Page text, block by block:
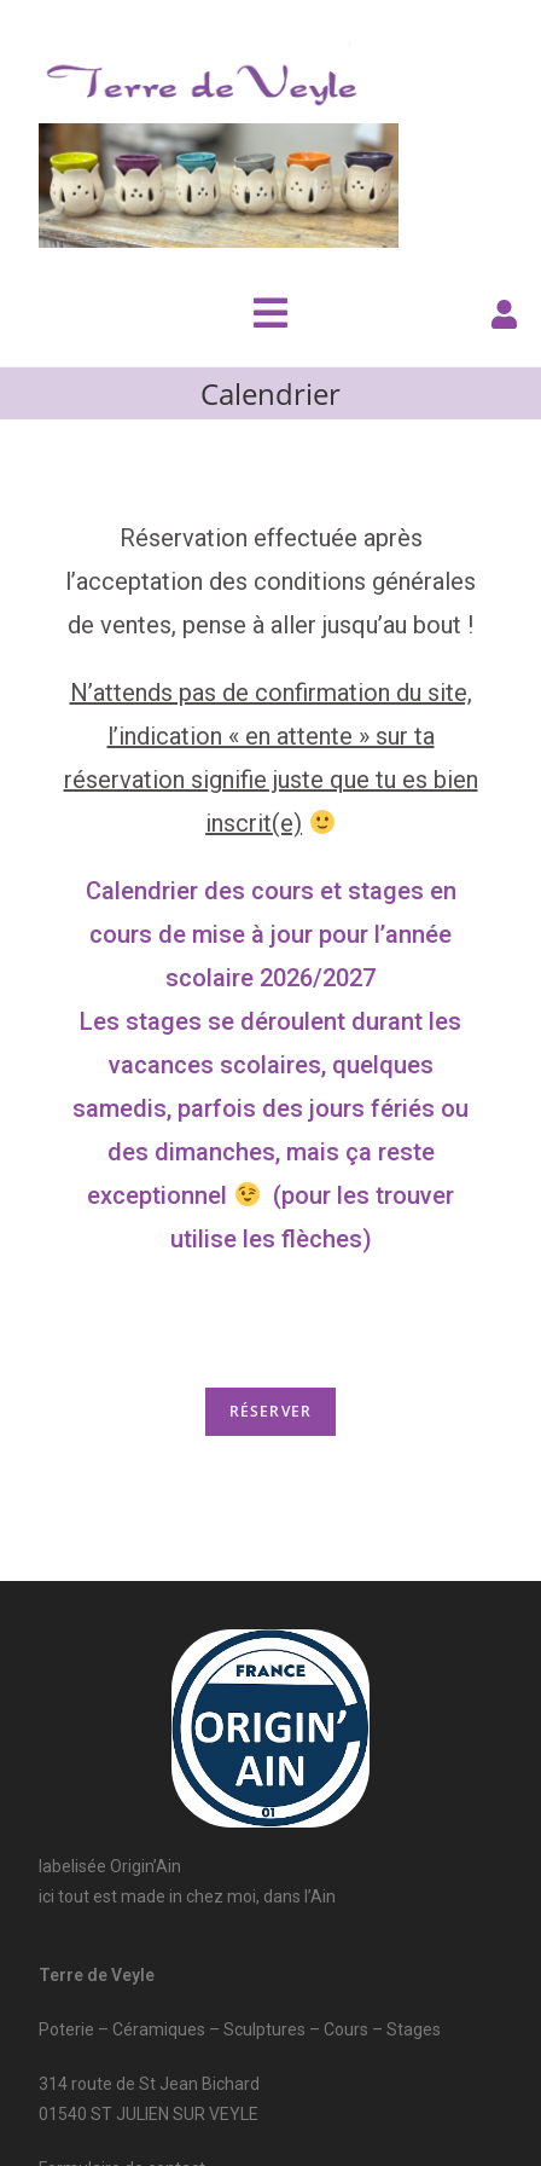
Calendrier
Réservation effectuée après
l’acceptation des conditions générales
de ventes, pense à aller jusqu’au bout !
N’attends pas de confirmation du site,
l’indication « en attente » sur ta
réservation signifie juste que tu es bien
inscrit(e)
Calendrier des cours et stages en
cours de mise à jour pour l’année
scolaire 2026/2027
Les stages se déroulent durant les
vacances scolaires, quelques
samedis, parfois des jours fériés ou
des dimanches, mais ça reste
exceptionnel
(pour les trouver
utilise les flèches)
labelisée Origin’Ain
ici tout est made in chez moi, dans l’Ain
Terre de Veyle
Poterie – Céramiques – Sculptures – Cours – Stages
314 route de St Jean Bichard
01540 ST JULIEN SUR VEYLE